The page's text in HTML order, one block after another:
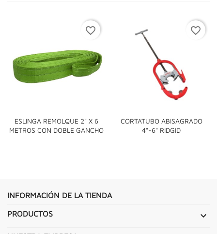
ESLINGA REMOLQUE 2" X 6
METROS CON DOBLE GANCHO
favorite_border
CORTATUBO ABISAGRADO
4"-6" RIDGID
favorite_border
INFORMACIÓN DE LA TIENDA
PRODUCTOS 